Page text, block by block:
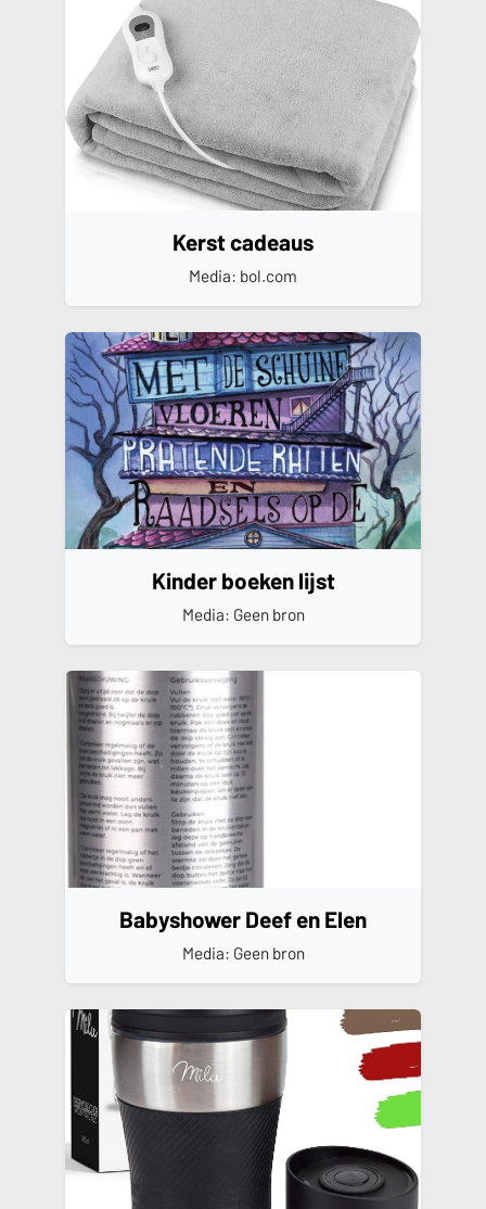
Kerst cadeaus
Media: bol.com
Kinder boeken lijst
Media: Geen bron
Babyshower Deef en Elen
Media: Geen bron